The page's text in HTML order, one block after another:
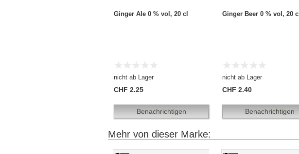
Ginger Ale 0 % vol, 20 cl
nicht ab Lager
CHF 2.25
Benachrichtigen
Ginger Beer 0 % vol, 20 cl
nicht ab Lager
CHF 2.40
Benachrichtigen
Mehr von dieser Marke: